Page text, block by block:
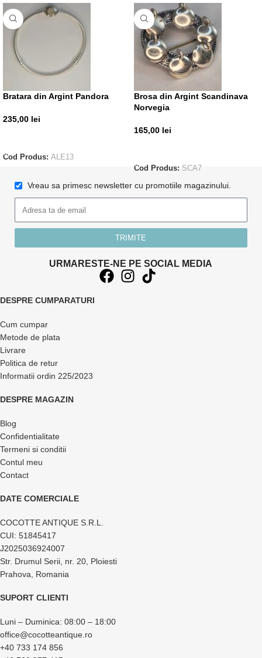
Bratara din Argint Pandora
235,00 lei
Cod Produs: ALE13
Brosa din Argint Scandinava
Norvegia
165,00 lei
Cod Produs: SCA7
Vreau sa primesc newsletter cu promotiile magazinului.
TRIMITE
URMARESTE-NE PE SOCIAL MEDIA
DESPRE CUMPARATURI
Cum cumpar
Metode de plata
Livrare
Politica de retur
Informatii ordin 225/2023
DESPRE MAGAZIN
Blog
Confidentialitate
Termeni si conditii
Contul meu
Contact
DATE COMERCIALE
COCOTTE ANTIQUE S.R.L.
CUI: 51845417
J2025036924007
Str. Drumul Serii, nr. 20, Ploiesti
Prahova, Romania
SUPORT CLIENTI
Luni – Duminica: 08:00 – 18:00
office@cocotteantique.ro
+40 733 174 856